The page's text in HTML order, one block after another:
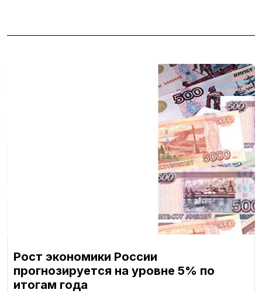
Рост экономики России
прогнозируется на уровне 5% по
итогам года